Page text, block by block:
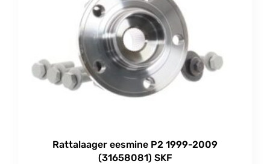
Rattalaager eesmine P2 1999-2009
(31658081) SKF